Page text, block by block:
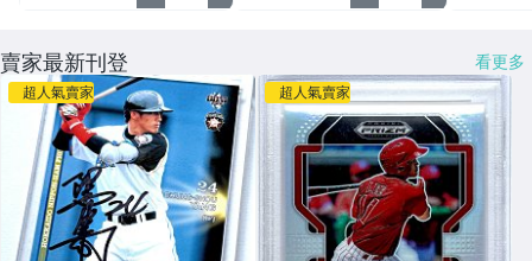
賣家最新刊登 看更多
超人氣賣家 超人氣賣家